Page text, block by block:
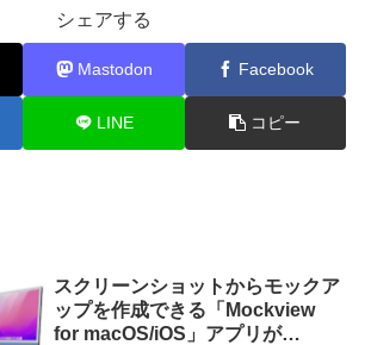
シェアする
Mastodon Facebook
LINE コピー
スクリーンショットからモックア
ップを作成できる「Mockview
for macOS/iOS」アプリが